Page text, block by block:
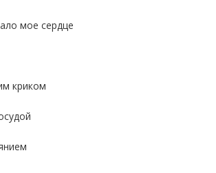
мое сердце
криком